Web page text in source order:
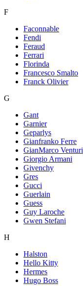
F
Faconnable
Fendi
Feraud
Ferrari
Florinda
Francesco Smalto
Franck Olivier
G
Gant
Garnier
Geparlys
Gianfranko Ferre
GianMarco Venturi
Giorgio Armani
Givenchy
Gres
Gucci
Guerlain
Guess
Guy Laroche
Gwen Stefani
H
Halston
Hello Kitty
Hermes
Hugo Boss